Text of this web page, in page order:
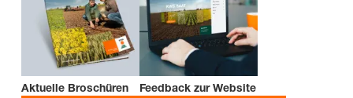
Aktuelle Broschüren Feedback zur Website